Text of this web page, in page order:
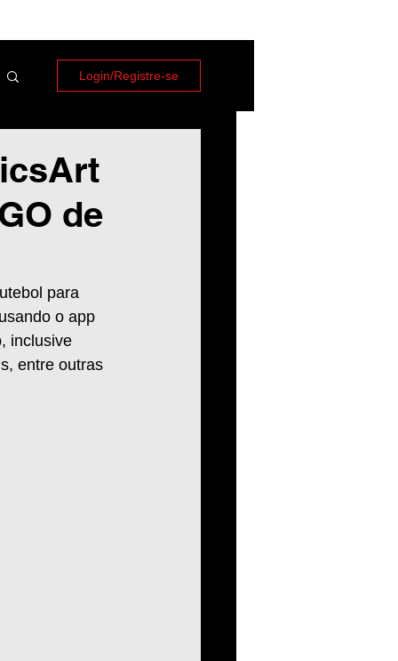
Login/Registre-se
de
para
o app
inclusive
entre outras